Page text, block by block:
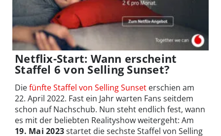
Netflix-Start: Wann erscheint
Staffel 6 von Selling Sunset?
Diefünfte Staffel von Selling Sunset erschien am
22. April 2022. Fast ein Jahr warten Fans seitdem
schon auf Nachschub. Nun steht endlich fest, wann
es mit der beliebten Realityshow weitergeht: Am
19. Mai 2023startet die sechste Staffel von Selling